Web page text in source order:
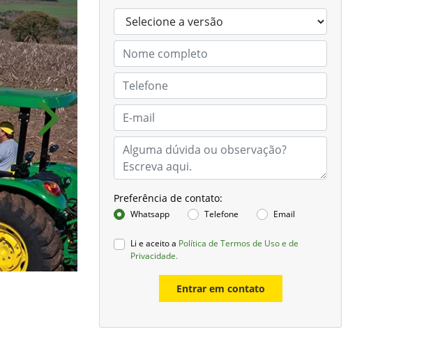
Preferência de contato:
Whatsapp Telefone Email
Li e aceito a Política de Termos de Uso e de
Privacidade.
Entrar em contato
Próximo